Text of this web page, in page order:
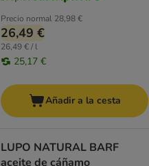
Precio normal 28,98 €
26,49 €
26,49 € / l
25,17 €
Añadir a la cesta
LUPO NATURAL BARF
aceite de cáñamo